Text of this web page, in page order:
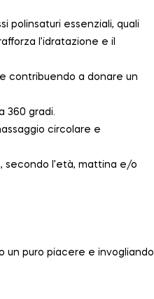
polinsaturi essenziali, quali
l’idratazione e il
contribuendo a donare un
360 gradi.
circolare e
secondo l’età, mattina e/o
un puro piacere e invogliando